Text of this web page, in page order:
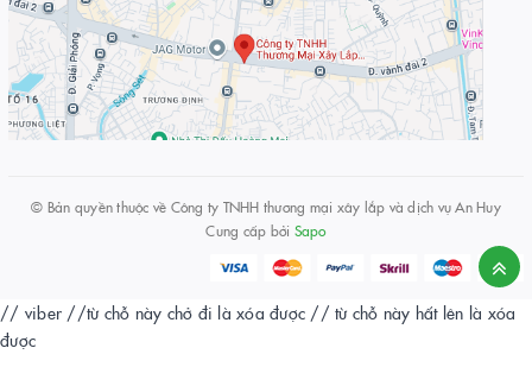
© Bản quyền thuộc về Công ty TNHH thương mại xây lắp và dịch vụ An Huy
Cung cấp bởi Sapo
// viber //từ chỗ này chở đi là xóa được // từ chỗ này hất lên là xóa
được